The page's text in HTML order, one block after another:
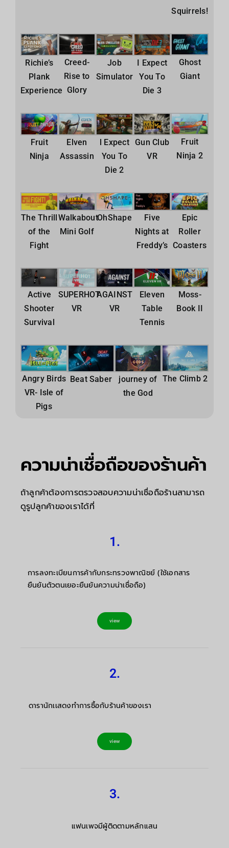
Squirrels!
Richie’s
Plank
Experience
Creed-
Rise to
Glory
Job
Simulator
I Expect
You To
Die 3
Ghost
Giant
Fruit
Ninja
Elven
Assassin
l Expect
You To
Die 2
Gun Club
VR
Fruit
Ninja 2
The Thrill
of the
Fight
Walkabout
Mini Golf
OhShape
Five
Nights at
Freddy’s
Epic
Roller
Coasters
Active
Shooter
Survival
SUPERHOT
VR
AGAINST
VR
Eleven
Table
Tennis
Moss-
Book II
Angry Birds
VR- Isle of
Pigs
Beat Saber
journey of
the God
The Climb 2
ความน่าเชื่อถือของร้านค้า
ถ้าลูกค้าต้องการตรวจสอบความน่าเชื่อถือร้านสามารถ
ดูรูปลูกค้าของเราได้ที่
1.
การลงทะเบียนการค้ากับกระทรวงพาณิชย์ (ใช้เอกสาร
ยืนยันตัวตนเยอะยืนยันความน่าเชื่อถือ)
view
2.
ดารานักเเสดงทำการซื้อกับร้านค้าของเรา
view
3.
แฟนเพจมีผู้ติดตามหลักแสน